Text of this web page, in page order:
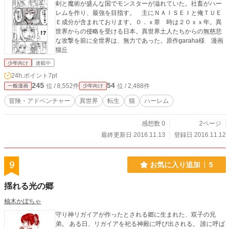
剣と魔術が盛んな国でモンスターが溢れていた。社畜がハー
レムを作り、最強を目指す。 主にＮＡＩＳＥＩと俺ＴＵＥ
Ｅ成分が含まれております。０．ｘ章 時は２０ｘｘ年。異
世界からの侵略を受ける日本。異世界土人たちからの無慈悲
な攻撃を前に全世界は、無力であった。原作garaha様 漫画
猫丘
少年向け 連載中
24h.ポイント 7pt
一般漫画 245 位 / 8,552件 少年向け 54 位 / 2,488件
冒険・アドベンチャー 異世界 転生 猫 ハーレム
感想数 0
2ページ
最終更新日 2016.11.13
登録日 2016.11.12
9 お気に入り追加 5
揺れる光の郷
柚木かぼちゃ
守り神リガイアが作ったとされる郷に生まれた、双子の兄
弟。 ある日、リガイアを祀る神殿に呼び出される。 誰に呼ば